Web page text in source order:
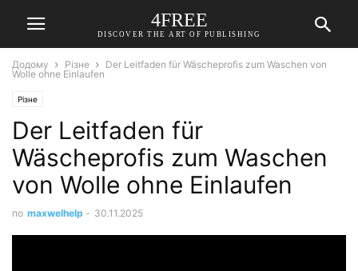
4FREE
DISCOVER THE ART OF PUBLISHING
Додому Різне
Der Leitfaden für Wäscheprofis zum Waschen von
Wolle ohne Einlaufen
Різне
Der Leitfaden für
Wäscheprofis zum Waschen
von Wolle ohne Einlaufen
по maxwelhelp - 30.11.2025